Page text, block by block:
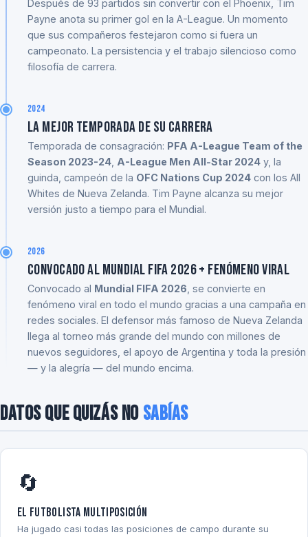
Después de 93 partidos sin convertir con el Phoenix, Tim
Payne anota su primer gol en la A-League. Un momento
que sus compañeros festejaron como si fuera un
campeonato. La persistencia y el trabajo silencioso como
filosofía de carrera.
2024
La mejor temporada de su carrera
Temporada de consagración: PFA A-League Team of the
Season 2023-24 A-League Men All-Star 2024 y, la
guinda, campeón de la OFC Nations Cup 2024 con los All
Whites de Nueva Zelanda. Tim Payne alcanza su mejor
versión justo a tiempo para el Mundial.
2026
Convocado al Mundial FIFA 2026 + fenómeno viral
Convocado al Mundial FIFA 2026 , se convierte en
fenómeno viral en todo el mundo gracias a una campaña en
redes sociales. El defensor más famoso de Nueva Zelanda
llega al torneo más grande del mundo con millones de
nuevos seguidores, el apoyo de Argentina y toda la presión
— y la alegría — del mundo encima.
Datos que quizás no sabías
🔄
El futbolista multiposición
Ha jugado casi todas las posiciones de campo durante su